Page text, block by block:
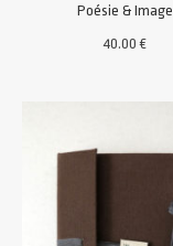
Poésie & Image
40.00€